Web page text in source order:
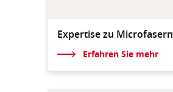
Expertise zu Microfasern
Erfahren Sie mehr